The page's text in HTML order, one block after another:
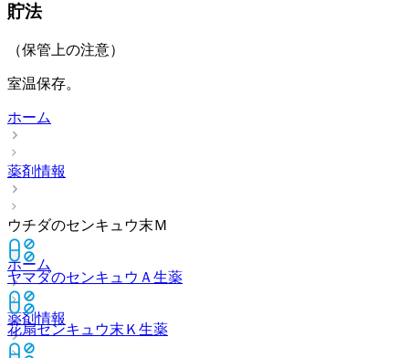
貯法
（保管上の注意）
室温保存。
ホーム
薬剤情報
ウチダのセンキュウ末Ｍ
ヤマダのセンキュウＡ 生薬
花扇センキュウ末Ｋ 生薬
ホーム
薬剤情報